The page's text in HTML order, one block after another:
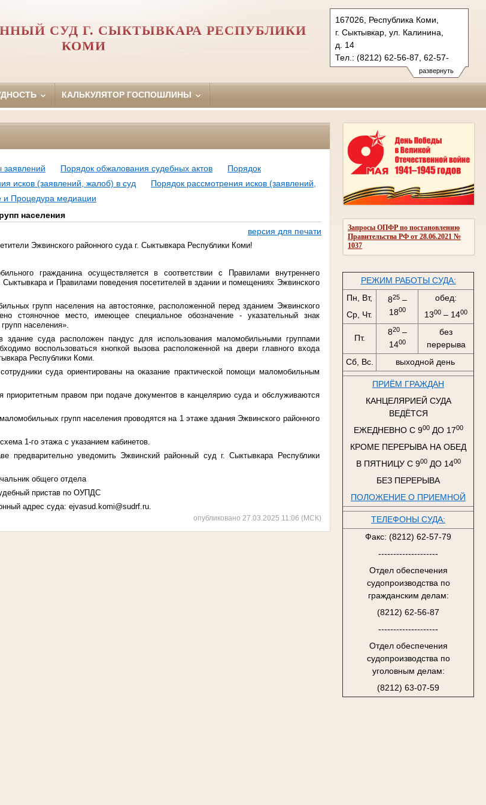
развернуть
167026, Республика Коми,
г. Сыктывкар, ул. Калинина,
д. 14
Тел.: (8212) 62-56-87, 62-57-
79 (ф.)
ejvasud.komi@sudrf.ru
показать на карте
СУД Г. СЫКТЫВКАРА РЕСПУБЛИКИ
КОМИ
КАЛЬКУЛЯТОР ГОСПОШЛИНЫ
Запросы ОПФР по постановлению
Правительства РФ от 28.06.2021 №
1037
РЕЖИМ РАБОТЫ СУДА:
Пн, Вт,
Ср, Чт.
825–
1800
обед:
1300 – 1400
Пт.
820–
1400
без
перерыва
Сб, Вс.
выходной день
ПРИЁМ ГРАЖДАН
КАНЦЕЛЯРИЕЙ СУДА
ВЕДЁТСЯ
ЕЖЕДНЕВНО С 900ДО 1700
КРОМЕ ПЕРЕРЫВА НА ОБЕД
В ПЯТНИЦУ С 900ДО 1400
БЕЗ ПЕРЕРЫВА
ПОЛОЖЕНИЕ О ПРИЕМНОЙ
ТЕЛЕФОНЫ СУДА:
Факс: (8212) 62-57-79
--------------------
Отдел обеспечения
судопроизводства по
гражданским делам:
(8212) 62-56-87
--------------------
Отдел обеспечения
судопроизводства по
уголовным делам:
(8212) 63-07-59
Порядок обжалования судебных актов
Порядок
исков (заявлений, жалоб) в суд
Порядок рассмотрения исков (заявлений,
Процедура медиации
населения
версия для печати
Эжвинского районного суда г. Сыктывкара Республики Коми!
гражданина осуществляется в соответствии с Правилами внутреннего
Сыктывкара и Правилами поведения посетителей в здании и помещениях Эжвинского
групп населения на автостоянке, расположенной перед зданием Эжвинского
стояночное место, имеющее специальное обозначение - указательный знак
населения».
суда расположен пандус для использования маломобильными группами
воспользоваться кнопкой вызова расположенной на двери главного входа
Республики Коми.
суда ориентированы на оказание практической помощи маломобильным
приоритетным правом при подаче документов в канцелярию суда и обслуживаются
групп населения проводятся на 1 этаже здания Эжвинского районного
1-го этажа с указанием кабинетов.
предварительно уведомить Эжвинский районный суд г. Сыктывкара Республики
общего отдела
пристав по ОУПДС
адрес суда: ejvasud.komi@sudrf.ru.
опубликовано 27.03.2025 11:06 (МСК)